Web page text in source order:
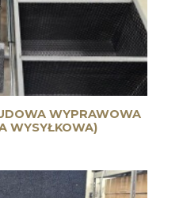
WYPRAWOWA
WYSYŁKOWA)